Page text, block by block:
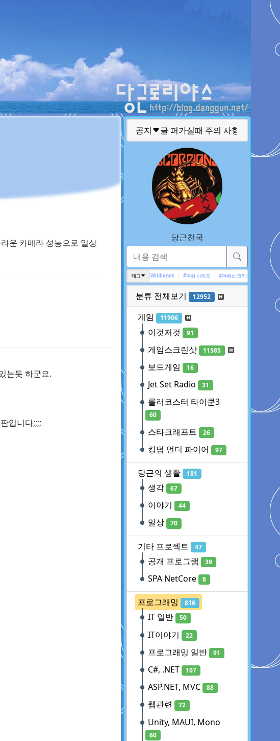
공지 글 퍼가실때 주의 사항
당근천국
태그
#Ghost Recon Wildlands #아캄 시리즈 #어쎄신 크리드 #전장의 발큐
분류 전체보기 12952
게임 11906
이것저것 91
게임스크린샷 11585
보드게임 16
Jet Set Radio 31
롤러코스터 타이쿤3
60
스타크래프트 26
킹덤 언더 파이어 97
당근의 생활 181
생각 67
이야기 44
일상 70
기타 프로젝트 47
공개 프로그램 39
SPA NetCore 8
프로그래밍 816
IT 일반 50
IT이야기 22
프로그래밍 일반 91
C#, .NET 107
ASP.NET, MVC 88
웹관련 72
Unity, MAUI, Mono
60
운 카메라 성능으로 일상
는듯 하군요.
입니다;;;;